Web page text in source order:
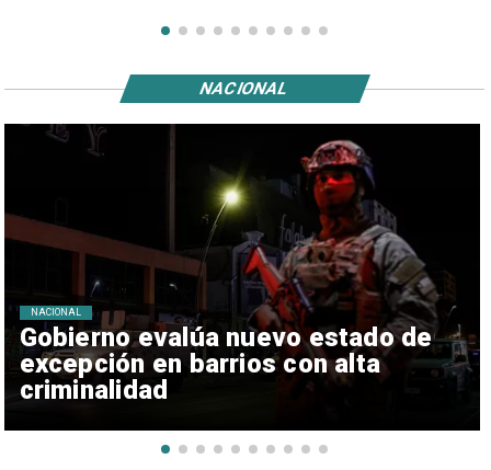
Gobierno evalúa nuevo estado de
excepción en barrios con alta
criminalidad
NACIONAL
NACIONAL